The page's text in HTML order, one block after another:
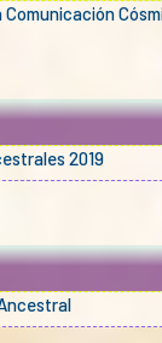
Comunicación
2019